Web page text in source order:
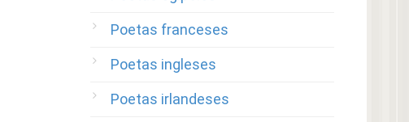
Poetas franceses
Poetas ingleses
Poetas irlandeses